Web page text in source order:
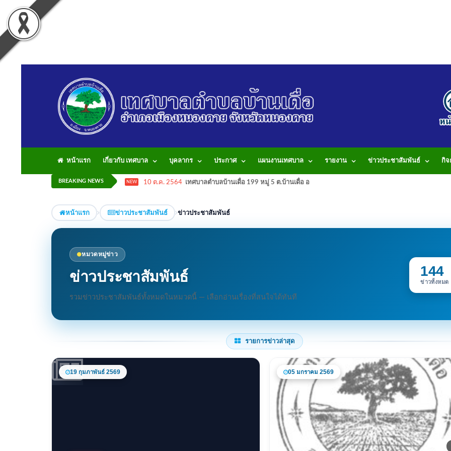
หน้าแรก เกี่ยวกับ เทศบาล บุคลากร ประกาศ แผนงานเทศบาล รายงาน ข่าวประชาสัมพันธ์ กิจ
BREAKING NEWS NEW 10 ต.ค. 2564 เทศบาลตำบลบ้านเดื่อ 199 หมู่ 5 ต.บ้านเดื่อ อ.เมือง จ.หนองคาย 43000 โทรศัพท์: 042-490913
หน้าแรก ข่าวประชาสัมพันธ์ ข่าวประชาสัมพันธ์
หมวดหมู่ข่าว
ข่าวประชาสัมพันธ์
รวมข่าวประชาสัมพันธ์ทั้งหมดในหมวดนี้ — เลือกอ่านเรื่องที่สนใจได้ทันที
144
ข่าวทั้งหมด
รายการข่าวล่าสุด
19 กุมภาพันธ์ 2569 05 มกราคม 2569